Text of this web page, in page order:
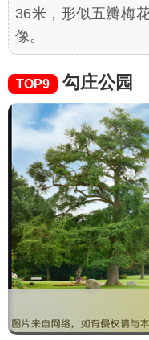
36米，形似五瓣梅
像。
TOP9 勾庄公园